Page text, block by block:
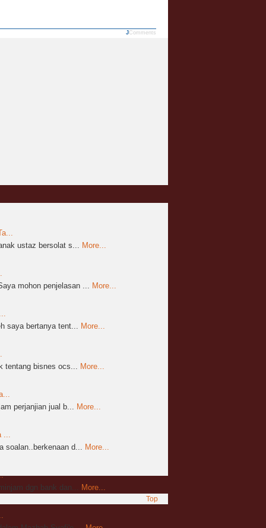
JComments
ustaz bersolat s... More...
mohon penjelasan ... More...
saya bertanya tent... More...
tentang bisnes ocs... More...
perjanjian jual b... More...
...
soalan..berkenaan d... More...
dgn bank dan...
More...
Top